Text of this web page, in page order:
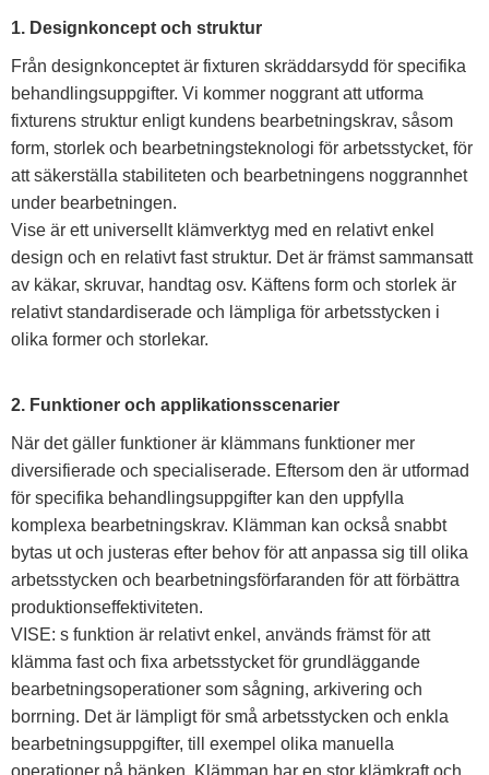
1. Designkoncept och struktur
Från designkonceptet är fixturen skräddarsydd för specifika
behandlingsuppgifter. Vi kommer noggrant att utforma
fixturens struktur enligt kundens bearbetningskrav, såsom
form, storlek och bearbetningsteknologi för arbetsstycket, för
att säkerställa stabiliteten och bearbetningens noggrannhet
under bearbetningen.
Vise är ett universellt klämverktyg med en relativt enkel
design och en relativt fast struktur. Det är främst sammansatt
av käkar, skruvar, handtag osv. Käftens form och storlek är
relativt standardiserade och lämpliga för arbetsstycken i
olika former och storlekar.
2. Funktioner och applikationsscenarier
När det gäller funktioner är klämmans funktioner mer
diversifierade och specialiserade. Eftersom den är utformad
för specifika behandlingsuppgifter kan den uppfylla
komplexa bearbetningskrav. Klämman kan också snabbt
bytas ut och justeras efter behov för att anpassa sig till olika
arbetsstycken och bearbetningsförfaranden för att förbättra
produktionseffektiviteten.
VISE: s funktion är relativt enkel, används främst för att
klämma fast och fixa arbetsstycket för grundläggande
bearbetningsoperationer som sågning, arkivering och
borrning. Det är lämpligt för små arbetsstycken och enkla
bearbetningsuppgifter, till exempel olika manuella